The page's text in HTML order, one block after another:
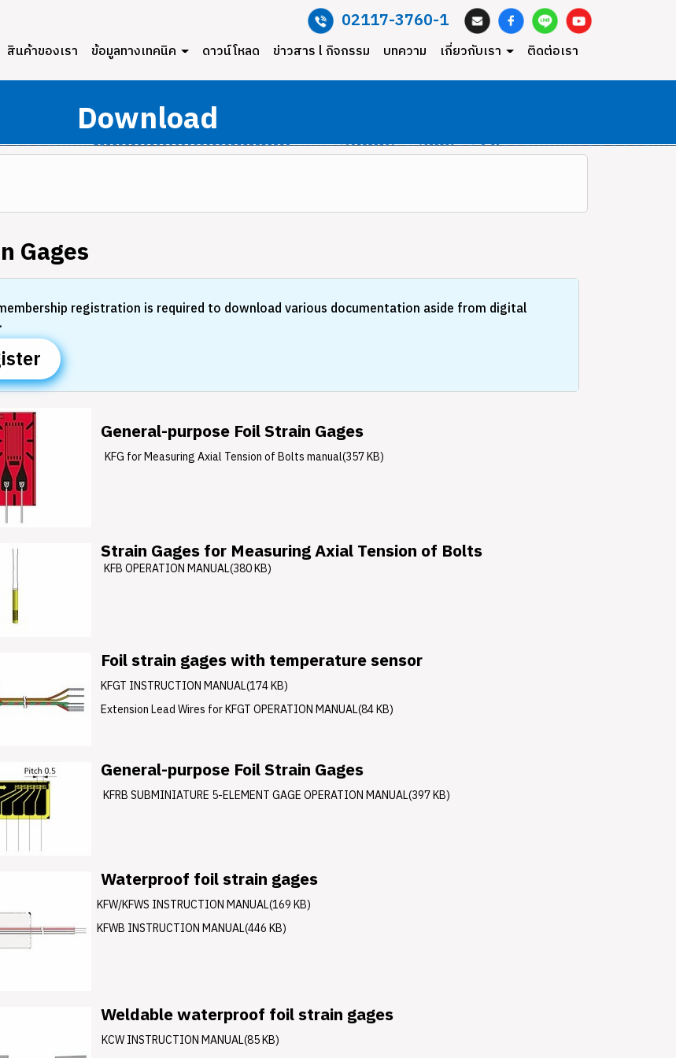
สินค้าของเรา ข้อมูลทางเทคนิค ดาวน์โหลด ข่าวสาร l กิจกรรม บทความ เกี่ยวกับเรา ติดต่อเรา
02117-3760-1
Download
Gages
registration is required to download various documentation aside from digital
General-purpose Foil Strain Gages
KFG for Measuring Axial Tension of Bolts manual(357 KB)
Strain Gages for Measuring Axial Tension of Bolts
KFB OPERATION MANUAL(380 KB)
Foil strain gages with temperature sensor
KFGT INSTRUCTION MANUAL(174 KB)
Extension Lead Wires for KFGT OPERATION MANUAL(84 KB)
General-purpose Foil Strain Gages
KFRB SUBMINIATURE 5-ELEMENT GAGE OPERATION MANUAL(397 KB)
Waterproof foil strain gages
KFW/KFWS INSTRUCTION MANUAL(169 KB)
KFWB INSTRUCTION MANUAL(446 KB)
Weldable waterproof foil strain gages
KCW INSTRUCTION MANUAL(85 KB)